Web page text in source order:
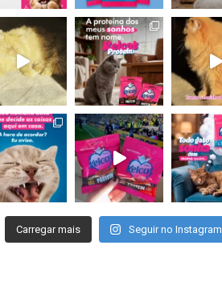
Carregar mais Seguir no Instagram